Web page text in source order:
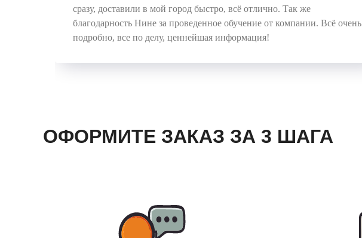
сразу, доставили в мой город быстро, всё отлично. Так же
благодарность Нине за проведенное обучение от компании. Всё очень
подробно, все по делу, ценнейшая информация!
ОФОРМИТЕ ЗАКАЗ ЗА 3 ШАГА